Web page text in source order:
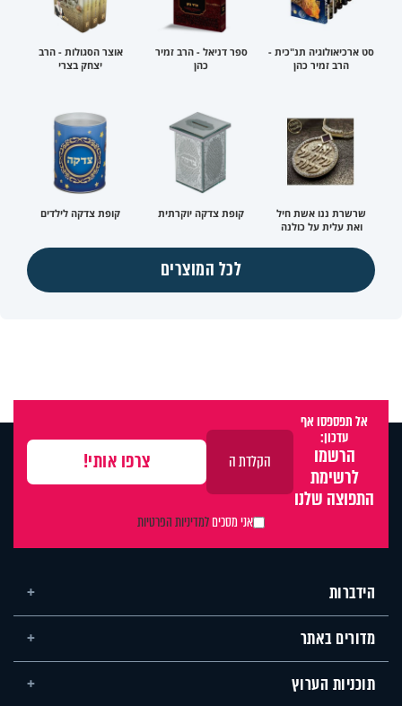
סט ארכיאולוגיה תנ"כית -
הרב זמיר כהן
ספר דניאל - הרב זמיר
כהן
אוצר הסגולות - הרב
יצחק בצרי
שרשרת ננו אשת חיל
ואת עלית על כולנה
קופת צדקה יוקרתית קופת צדקה לילדים
לכל המוצרים
אל תפספסו אף
עדכון:
הרשמו
לרשימת
התפוצה שלנו
אני מסכיםלמדיניות הפרטיות
הידברות
מדורים באתר
תוכניות הערוץ